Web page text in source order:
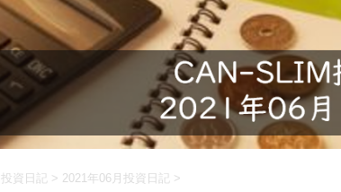
投資日記 > 2021年06月投資日記 >